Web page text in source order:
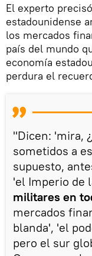
El experto
estadounidense
los mercados
país del mundo
economía
perdura el
"Dicen: 'mira,
sometidos a
supuesto,
'el Imperio de
militares en
mercados
blanda', 'el
pero el sur